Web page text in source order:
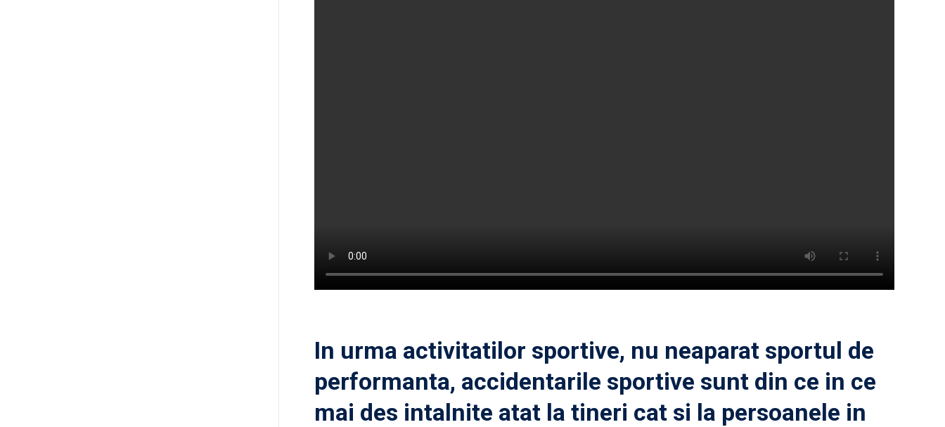
In urma activitatilor sportive, nu neaparat sportul de
performanta, accidentarile sportive sunt din ce in ce
mai des intalnite atat la tineri cat si la persoanele in